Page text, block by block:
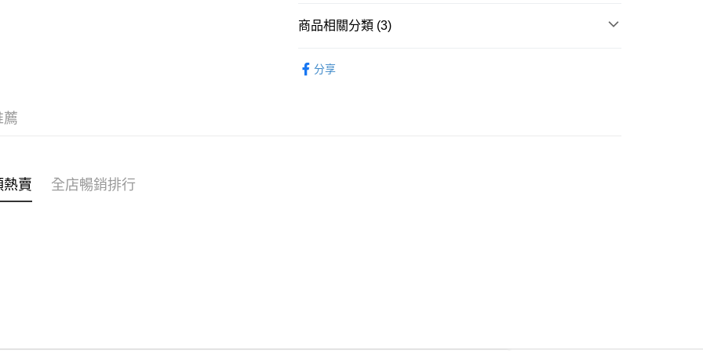
WeChat Pay
送貨方式
商品相關分類 (3)
分享
薦
賣 全店暢銷排行